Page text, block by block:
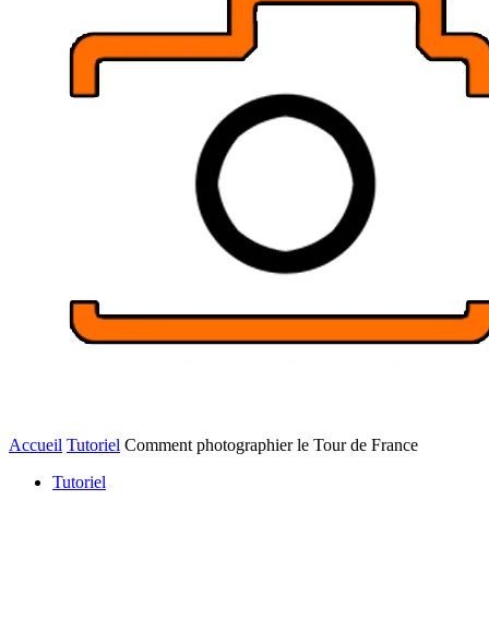
Accueil Tutoriel Comment photographier le Tour de France
Tutoriel